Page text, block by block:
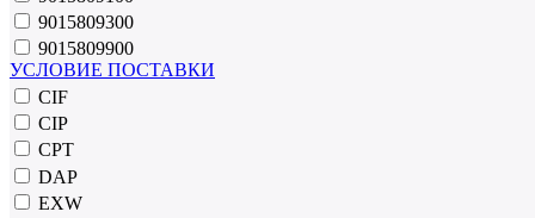
9015809300
9015809900
УСЛОВИЕ ПОСТАВКИ
CIF
CIP
CPT
DAP
EXW